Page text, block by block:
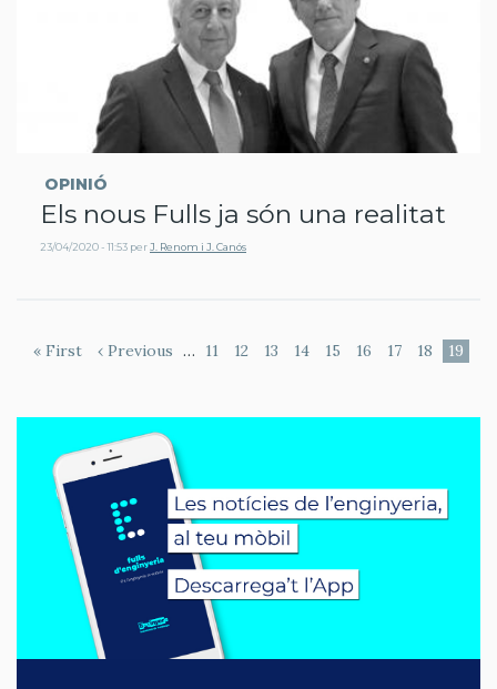
OPINIÓ
Els nous Fulls ja són una realitat
23/04/2020 - 11:53 perJ. Renom i J. Canós
Primera
« First
Pàgina
‹ Previous … Page
11 Page
12 Page
13 Page
14 Page
15 Page
16 Page
17 Page
18
Pàgina
19